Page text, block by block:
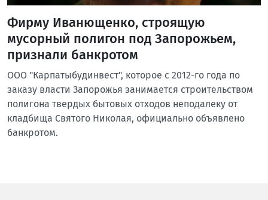
Фирму Иванющенко, строящую
мусорный полигон под Запорожьем,
признали банкротом
ООО "Карпатыбудинвест", которое с 2012-го года по
заказу власти Запорожья занимается строительством
полигона твердых бытовых отходов неподалеку от
кладбища Святого Николая, официально объявлено
банкротом.